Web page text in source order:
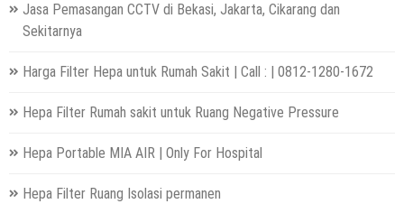
Jasa Pemasangan CCTV di Bekasi, Jakarta, Cikarang dan
Sekitarnya
Harga Filter Hepa untuk Rumah Sakit | Call : | 0812-1280-1672
Hepa Filter Rumah sakit untuk Ruang Negative Pressure
Hepa Portable MIA AIR | Only For Hospital
Hepa Filter Ruang Isolasi permanen